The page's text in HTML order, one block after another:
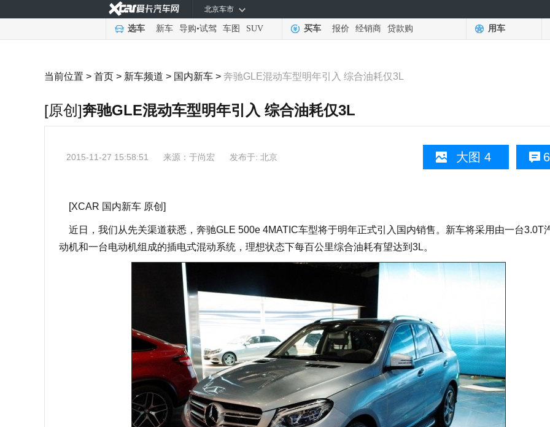
北京车市
选车 新车 导购•试驾 车图 SUV 买车 报价 经销商 贷款购 用车
当前位置 > 首页 > 新车频道 > 国内新车 > 奔驰GLE混动车型明年引入 综合油耗仅3L
[原创]奔驰GLE混动车型明年引入 综合油耗仅3L
大图 4
2015-11-27 15:58:51 来源： 于尚宏 发布于: 北京
[XCAR 国内新车 原创]
近日，我们从先关渠道获悉，奔驰GLE 500e 4MATIC车型将于明年正式引入国内销售。新车将采用由一台3.0T
动机和一台电动机组成的插电式混动系统，理想状态下每百公里综合油耗有望达到3L。